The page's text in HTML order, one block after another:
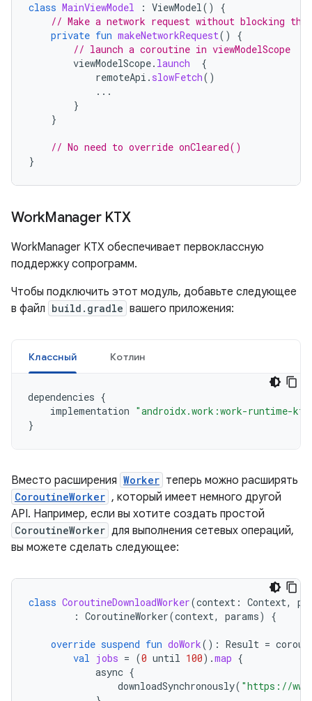
class MainViewModel : ViewModel()
{
// Make a network request without blocking the
private fun makeNetworkRequest()
{
// launch a coroutine in viewModelScope
viewModelScope. launch
{
remoteApi . slowFetch()
...
}
}
// No need to override onCleared()
}
WorkManager KTX
WorkManager KTX обеспечивает первоклассную
поддержку сопрограмм.
Чтобы подключить этот модуль, добавьте следующее
в файл build.gradle вашего приложения:
Классный Котлин
dependencies {
implementation "androidx.work:work-runtime-
}
Вместо расширения Worker теперь можно расширять
CoroutineWorker , который имеет немного другой
API. Например, если вы хотите создать простой
CoroutineWorker для выполнения сетевых операций,
вы можете сделать следующее:
class CoroutineDownloadWorker(context : Context,
: CoroutineWorker(context, params) {
override suspend fun doWork(): Result =
val jobs = (0 until 100).map {
async {
downloadSynchronously( "https://